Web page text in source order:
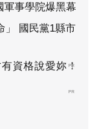
軍事學院爆黑幕
」 國民黨1縣市
資格說愛妳！
PR
PR